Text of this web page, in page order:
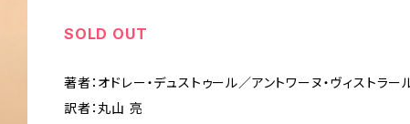
SOLD OUT
著者：オドレー・デュストゥール／アントワーヌ・ヴィストラー
訳者：丸山 亮